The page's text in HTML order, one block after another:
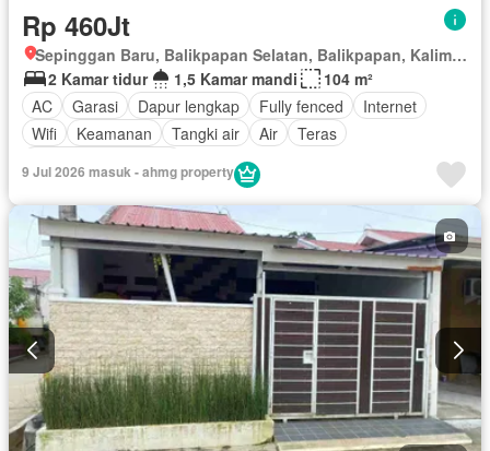
Rp 460Jt
Sepinggan Baru, Balikpapan Selatan, Balikpapan, Kalimantan Timur
2 Kamar tidur
1,5 Kamar mandi
104 m²
AC
Garasi Dapur lengkap Fully fenced
Internet
Wifi
Keamanan Tangki air Air
Teras
9 Jul 2026 masuk - ahmg property